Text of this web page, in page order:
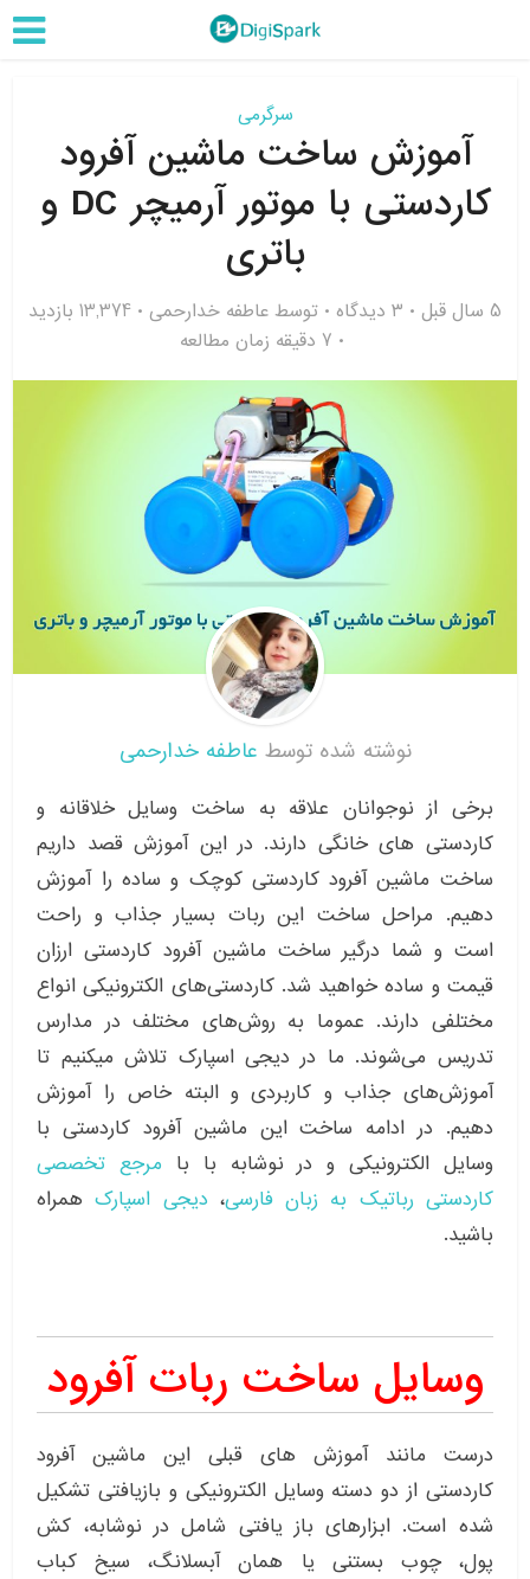
سرگرمی
آموزش ساخت ماشین آفرود
کاردستی با موتور آرمیچر DC و
باتری
5 سال قبل ۳ دیدگاه توسط عاطفه خدارحمی
13,374 بازدید
7 دقیقه زمان مطالعه
نوشته شده توسط عاطفه خدارحمی
برخی از نوجوانان علاقه به ساخت وسایل خلاقانه و
کاردستی های خانگی دارند. در این آموزش قصد داریم
ساخت ماشین آفرود کاردستی کوچک و ساده را آموزش
دهیم. مراحل ساخت این ربات بسیار جذاب و راحت
است و شما درگیر ساخت ماشین آفرود کاردستی ارزان
قیمت و ساده خواهید شد. کاردستی‌های الکترونیکی انواع
مختلفی دارند. عموما به روش‌های مختلف در مدارس
تدریس می‌شوند. ما در دیجی اسپارک تلاش میکنیم تا
آموزش‌های جذاب و کاربردی و البته خاص را آموزش
دهیم. در ادامه ساخت این ماشین آفرود کاردستی با
وسایل الکترونیکی و در نوشابه با با مرجع تخصصی
کاردستی رباتیک به زبان فارسی، دیجی اسپارکهمراه
باشید.
وسایل ساخت ربات آفرود
درست مانند آموزش های قبلی این ماشین آفرود
کاردستی از دو دسته وسایل الکترونیکی و بازیافتی تشکیل
شده است. ابزارهای باز یافتی شامل در نوشابه، کش
پول، چوب بستنی یا همان آبسلانگ، سیخ کباب